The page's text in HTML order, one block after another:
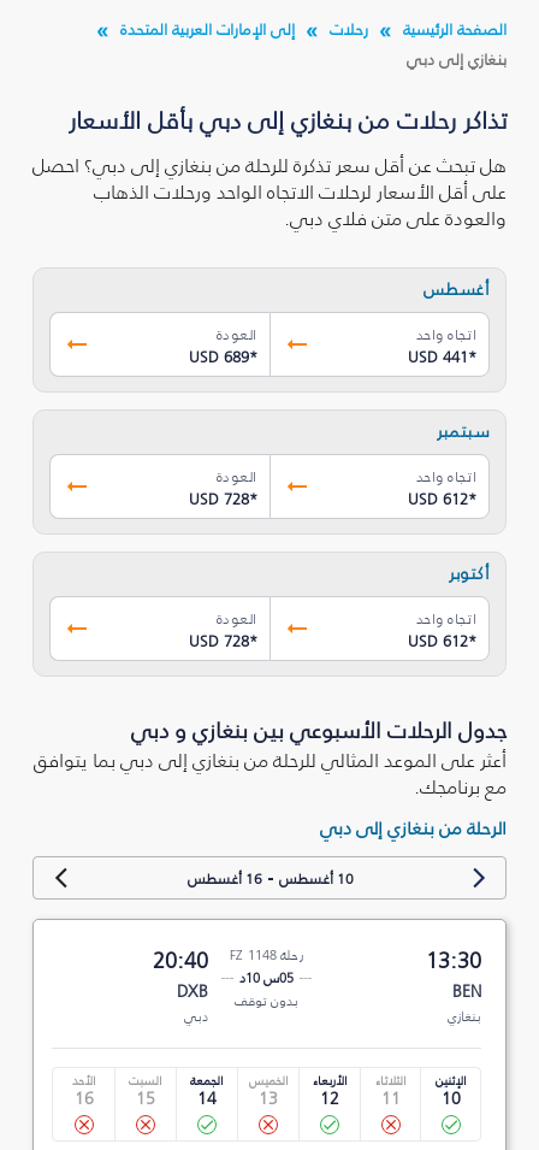
الصفحة الرئيسية رحلات
إلى الإمارات العربية المتحدة
بنغازي إلى دبي
تذاكر رحلات من بنغازي إلى دبي بأقل الأسعار
هل تبحث عن أقل سعر تذكرة للرحلة من بنغازي إلى دبي؟ احصل
على أقل الأسعار لرحلات الاتجاه الواحد ورحلات الذهاب
والعودة على متن فلاي دبي.
أغسطس
اتجاه واحد
USD 441*
العودة
USD 689*
سبتمبر
اتجاه واحد
USD 612*
العودة
USD 728*
أكتوبر
اتجاه واحد
USD 612*
العودة
USD 728*
جدول الرحلات الأسبوعي بين بنغازي و دبي
أعثر على الموعد المثالي للرحلة من بنغازي إلى دبي بما يتوافق
مع برنامجك.
الرحلة من بنغازي إلى دبي
10 أغسطس -16 أغسطس
13:30
BEN
بنغازي
رحلة FZ 1148
05س 10د
بدون توقف
20:40
DXB
دبي
الإثنين
10
الثلاثاء
11
الأربعاء
12
الخميس
13
الجمعة
14
السبت
15
الأحد
16